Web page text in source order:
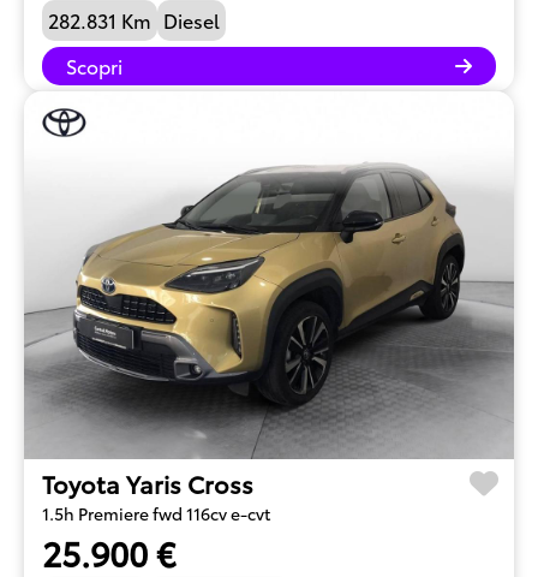
282.831 Km Diesel
Scopri
Toyota Yaris Cross
1.5h Premiere fwd 116cv e-cvt
25.900 €